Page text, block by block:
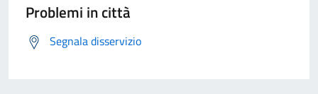
Problemi in città
Segnala disservizio